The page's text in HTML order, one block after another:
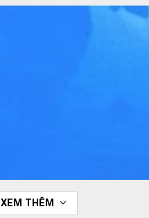
XEM THÊM